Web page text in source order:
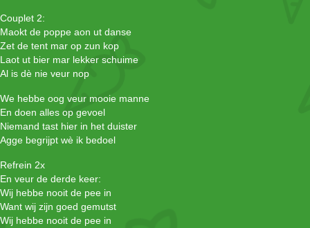
Couplet 2:
Maokt de poppe aon ut danse
Zet de tent mar op zun kop
Laot ut bier mar lekker schuime
Al is dè nie veur nop
We hebbe oog veur mooie manne
En doen alles op gevoel
Niemand tast hier in het duister
Agge begrijpt wè ik bedoel
Refrein 2x
En veur de derde keer:
Wij hebbe nooit de pee in
Want wij zijn goed gemutst
Wij hebbe nooit de pee in